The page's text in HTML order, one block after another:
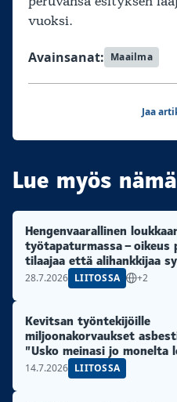
vuoksi.
Avainsanat: Maailma
Jaa
Lue myös nämä
Hengenvaarallinen
työtapaturmassa – oikeus
tilaajaa että alihankkijaa
28.7.2026 LIITOSSA +2
Kevitsan työntekijöille
miljoonakorvaukset
”Usko meinasi jo monelta
14.7.2026 LIITOSSA